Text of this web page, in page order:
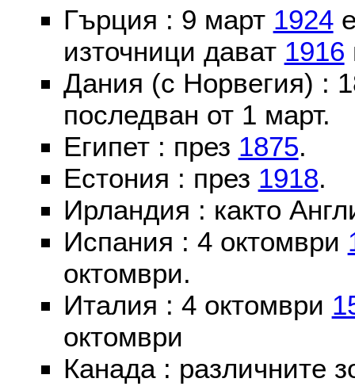
Гърция : 9 март 1924е
източници дават 1916
Дания (с Норвегия) :
последван от 1 март.
Египет : през 1875.
Естония : през 1918.
Ирландия : както
Испания : 4 октомври
октомври.
Италия : 4 октомври
октомври
Канада : различните